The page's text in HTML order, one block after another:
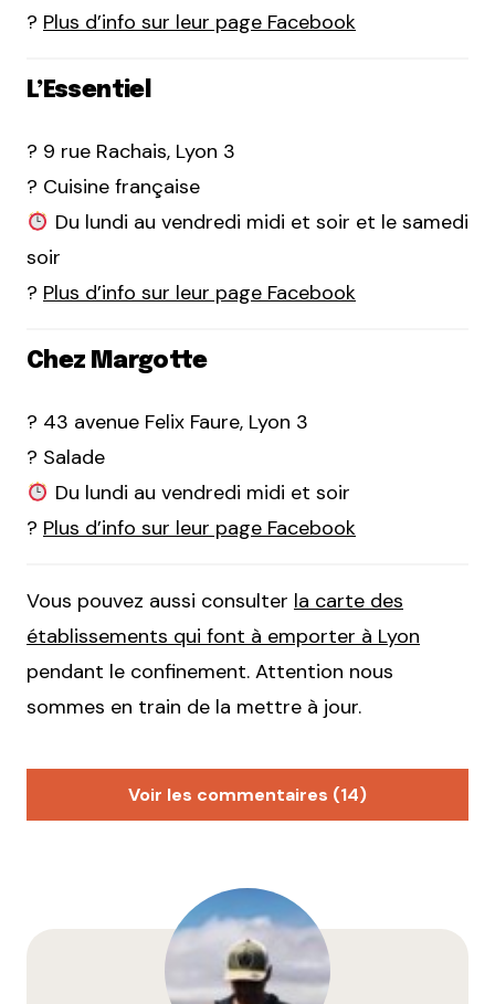
? Plus d’info sur leur page Facebook
L’Essentiel
? 9 rue Rachais, Lyon 3
? Cuisine française
Du lundi au vendredi midi et soir et le samedi
soir
? Plus d’info sur leur page Facebook
Chez Margotte
? 43 avenue Felix Faure, Lyon 3
? Salade
Du lundi au vendredi midi et soir
? Plus d’info sur leur page Facebook
Vous pouvez aussi consulter la carte des
établissements qui font à emporter à Lyon
pendant le confinement. Attention nous
sommes en train de la mettre à jour.
Voir les commentaires (14)
Il y a aussi le restaurant Tokyo, 26 rue servient
Répondre
Qyrool